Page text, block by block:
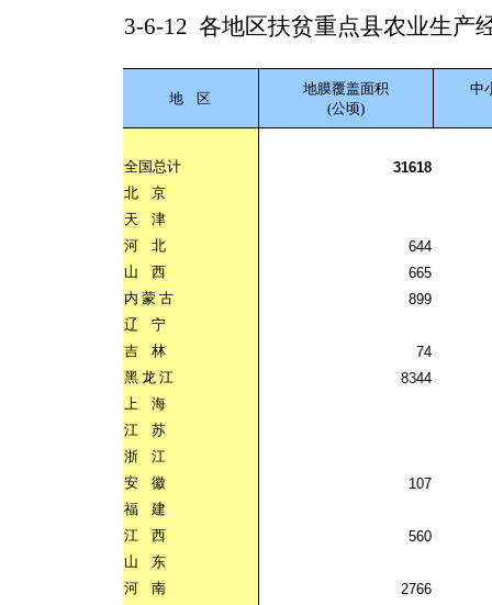
3-6-12 各地区扶贫重点县农业生产
地 区
地膜覆盖面积
(公顷)
中
全国总计
31618
北
京
天
津
河
北
644
山
西
665
内 蒙 古
899
辽
宁
吉
林
74
黑 龙 江
8344
上
海
江
苏
浙
江
安
徽
107
福
建
江
西
560
山
东
河
南
2766